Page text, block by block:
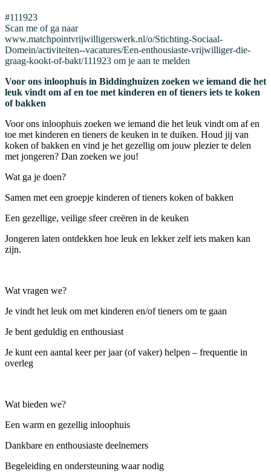
#111923
Scan me of ga naar
www.matchpointvrijwilligerswerk.nl/o/Stichting-Sociaal-
Domein/activiteiten--vacatures/Een-enthousiaste-vrijwilliger-die-
graag-kookt-of-bakt/111923 om je aan te melden
Voor ons inloophuis in Biddinghuizen zoeken we iemand die het
leuk vindt om af en toe met kinderen en of tieners iets te koken
of bakken
Voor ons inloophuis zoeken we iemand die het leuk vindt om af en
toe met kinderen en tieners de keuken in te duiken. Houd jij van
koken of bakken en vind je het gezellig om jouw plezier te delen
met jongeren? Dan zoeken we jou!
Wat ga je doen?
Samen met een groepje kinderen of tieners koken of bakken
Een gezellige, veilige sfeer creëren in de keuken
Jongeren laten ontdekken hoe leuk en lekker zelf iets maken kan
zijn.
Wat vragen we?
Je vindt het leuk om met kinderen en/of tieners om te gaan
Je bent geduldig en enthousiast
Je kunt een aantal keer per jaar (of vaker) helpen – frequentie in
overleg
Wat bieden we?
Een warm en gezellig inloophuis
Dankbare en enthousiaste deelnemers
Begeleiding en ondersteuning waar nodig